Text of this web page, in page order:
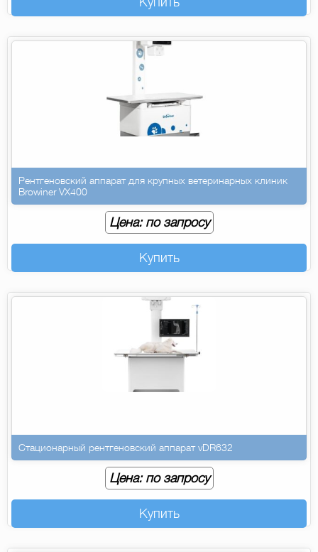
Рентгеновский аппарат для крупных ветеринарных клиник
Browiner VX400
Цена: по запросу
Купить
Стационарный рентгеновский аппарат vDR632
Цена: по запросу
Купить